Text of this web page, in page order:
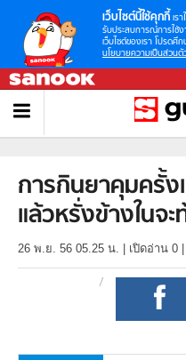
เว็บไซต์นี้ใช้คุกกี้ เร
รับประสบการณ์การใช้
เว็บไซต์ของเรา โปรดศึ
นโยบายความเป็นส่วนตั
การกินยาคุมครั้ง
แล้วหรั่งข้างในจ
26 พ.ย. 56 05.25 น. เปิดอ่าน 0